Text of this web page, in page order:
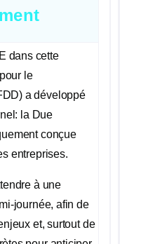
dans cette
le
a développé
la Due
conçue
entreprises.
à une
journée, afin de
et, surtout de